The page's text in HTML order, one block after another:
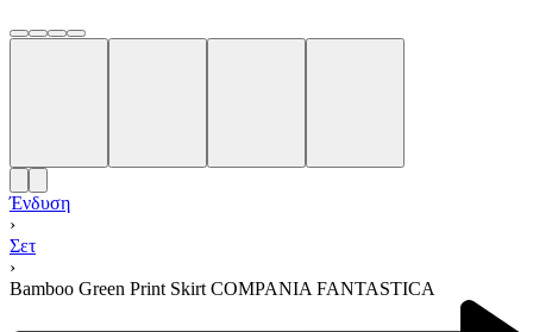
Ένδυση
›
Σετ
›
Bamboo Green Print Skirt COMPANIA FANTASTICA